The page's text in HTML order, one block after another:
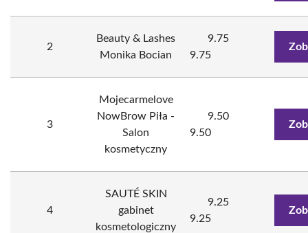
2
Beauty & Lashes
Monika Bocian
9.75
9.75
3
Mojecarmelove
NowBrow Piła -
Salon
kosmetyczny
9.50
9.50
4
SAUTÉ SKIN
gabinet
kosmetologiczny
9.25
9.25